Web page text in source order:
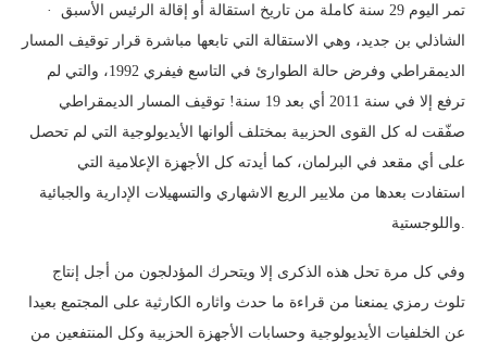
· تمر اليوم 29 سنة كاملة من تاريخ استقالة أو إقالة الرئيس الأسبق
الشاذلي بن جديد، وهي الاستقالة التي تابعها مباشرة قرار توقيف المسار
الديمقراطي وفرض حالة الطوارئ في التاسع فيفري 1992، والتي لم
ترفع إلا في سنة 2011 أي بعد 19 سنة! توقيف المسار الديمقراطي
صفّقت له كل القوى الحزبية بمختلف ألوانها الأيديولوجية التي لم تحصل
على أي مقعد في البرلمان، كما أيدته كل الأجهزة الإعلامية التي
استفادت بعدها من ملايير الريع الاشهاري والتسهيلات الإدارية والجبائية
واللوجستية.
وفي كل مرة تحل هذه الذكرى إلا ويتحرك المؤدلجون من أجل إنتاج
تلوث رمزي يمنعنا من قراءة ما حدث واثاره الكارثية على المجتمع بعيدا
عن الخلفيات الأيديولوجية وحسابات الأجهزة الحزبية وكل المنتفعين من